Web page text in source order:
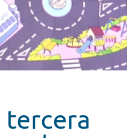
tercera